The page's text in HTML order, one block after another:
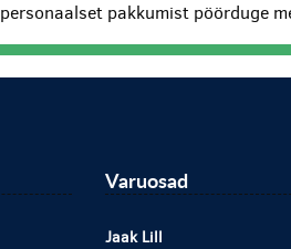
personaalset pakkumist pöörduge
Varuosad
Jaak Lill